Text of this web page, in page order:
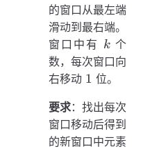
的窗口从最左端
滑动到最右端。
窗口中有 k
k 个
数，每次窗口向
右移动 1
1 位。
要求：找出每次
窗口移动后得到
的新窗口中元素